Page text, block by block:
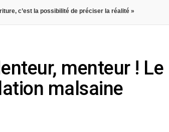
c’est la possibilité de préciser la réalité »
menteur ! Le
malsaine